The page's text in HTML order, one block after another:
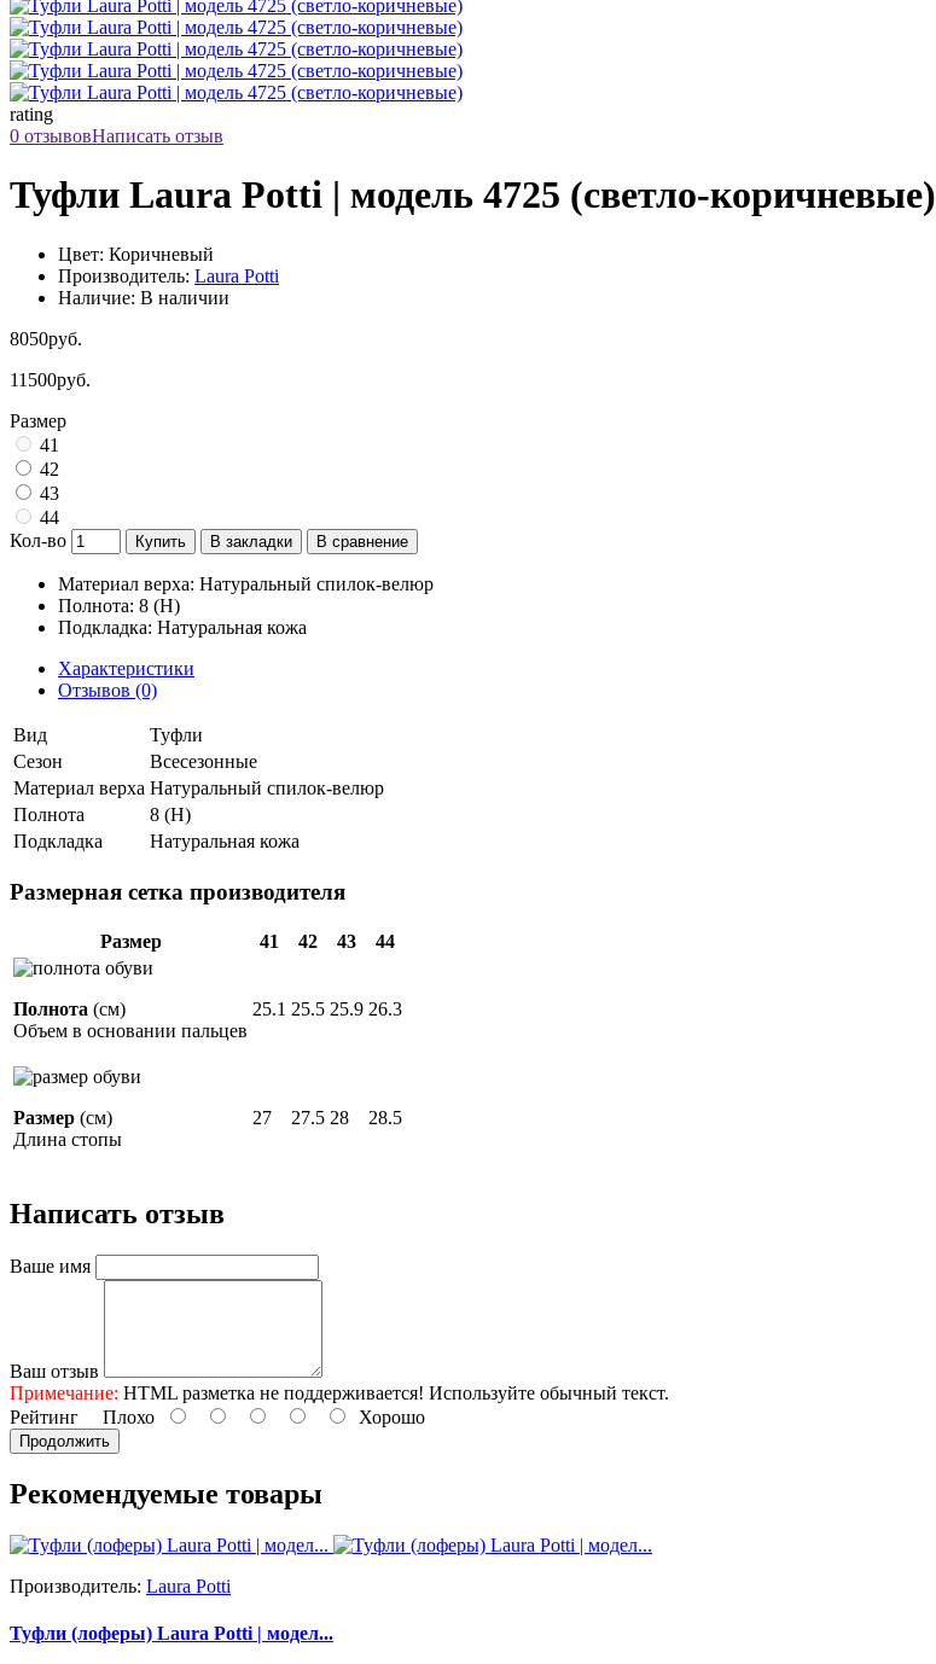
rating
0 отзывовНаписать отзыв
Туфли Laura Potti | модель 4725 (светло-коричневые)
Цвет: Коричневый
Производитель: Laura Potti
Наличие: В наличии
8050руб.
11500руб.
Размер
41
42
43
44
Кол-во
Купить В закладки В сравнение
Материал верха: Натуральный спилок-велюр
Полнота: 8 (H)
Подкладка: Натуральная кожа
Характеристики
Отзывов (0)
Вид
Туфли
Сезон
Всесезонные
Материал верха Натуральный спилок-велюр
Полнота
8 (H)
Подкладка
Натуральная кожа
Размерная сетка производителя
Размер 41 42 43 44
Полнота (см)
Объем в основании пальцев
25.1 25.5 25.9 26.3
Размер (см)
Длина стопы
27 27.5 28 28.5
Написать отзыв
Ваше имя
Ваш отзыв
Примечание: HTML разметка не поддерживается! Используйте обычный текст.
Рейтинг Плохо Хорошо
Продолжить
Рекомендуемые товары
Производитель: Laura Potti
Туфли (лоферы) Laura Potti | модел...